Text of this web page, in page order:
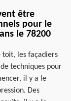
être
pour le
le 78200
toit, les façadiers
techniques pour
il y a le
Des